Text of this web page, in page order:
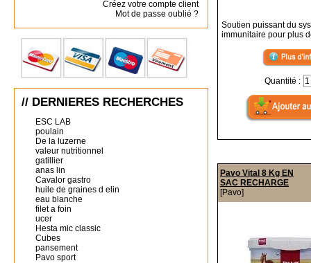
Créez votre compte client
Mot de passe oublié ?
// DERNIERES RECHERCHES
ESC LAB
poulain
De la luzerne
valeur nutritionnel
gatillier
anas lin
Cavalor gastro
huile de graines d elin
eau blanche
filet a foin
ucer
Hesta mic classic
Cubes
pansement
Pavo sport
Soutien puissant du
immunitaire pour plus
Quantité :
Pavo Vital 8 Kg EN
SAC RECHARGE
[Pavo]